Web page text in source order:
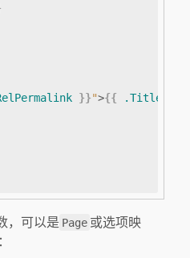
}}">{{ .Title
，可以是 Page 或选项映